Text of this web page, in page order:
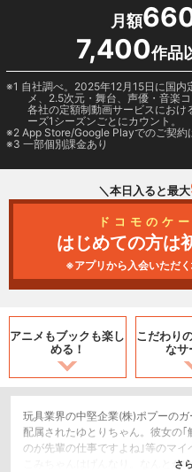
月額
7,400作品
1 自社調べ。2025年12月15日に国
メ、2.5次元・舞台、声優・音楽
各社の定額制動画サービスにおけ
ーズ1シーズンごとにカウント。
2 App Store/Google Playでのご契約
3 一部個別課金あり
＼本日入ると最大
ドコモのケ
はじめての方は
※アプリから入会いただ
アニメもブックも楽し
める！
こだわり
なサ
玩具業界の中堅企業(株)ポプーの
配属されたゆとりちゃん。彼女の
のが先輩の仕事ですよね｣等のマ
こみちゃんはげんなり。なんとか
さ